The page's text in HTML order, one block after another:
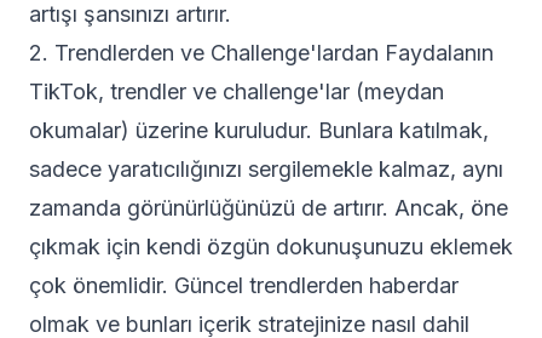
artışı şansınızı artırır.
2. Trendlerden ve Challenge'lardan Faydalanın
TikTok, trendler ve challenge'lar (meydan
okumalar) üzerine kuruludur. Bunlara katılmak,
sadece yaratıcılığınızı sergilemekle kalmaz, aynı
zamanda görünürlüğünüzü de artırır. Ancak, öne
çıkmak için kendi özgün dokunuşunuzu eklemek
çok önemlidir. Güncel trendlerden haberdar
olmak ve bunları içerik stratejinize nasıl dahil